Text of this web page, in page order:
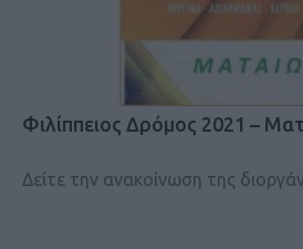
Φιλίππειος Δρόμος 2021 –
Δείτε την ανακοίνωση της